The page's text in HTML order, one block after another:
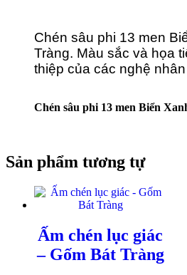
Chén sâu phi 13 men
Tràng. Màu sắc và họa
thiệp của các nghệ
Chén sâu phi 13 men Biển
Sản phẩm tương tự
Ấm chén lục giác
– Gốm Bát Tràng